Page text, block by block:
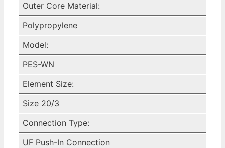
Outer Core Material:
Polypropylene
Model:
PES-WN
Element Size:
Size 20/3
Connection Type:
UF Push-In Connection